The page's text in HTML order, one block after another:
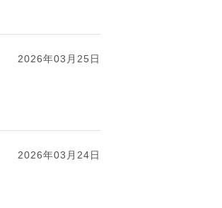
2026年03月25日
2026年03月24日